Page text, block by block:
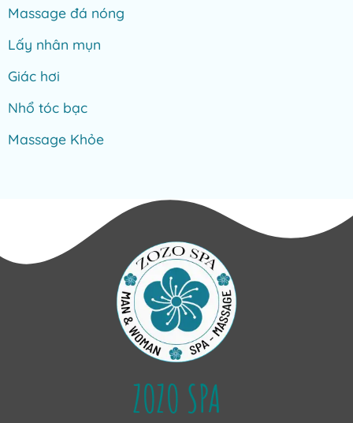
Massage đá nóng
Lấy nhân mụn
Giác hơi
Nhổ tóc bạc
Massage Khỏe
ZOZO SPA